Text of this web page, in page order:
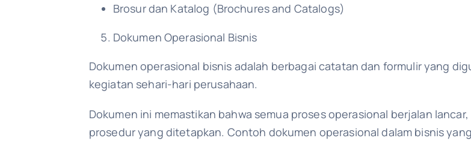
Brosur dan Katalog (Brochures and Catalogs)
Dokumen Operasional Bisnis
Dokumen operasional bisnis adalah berbagai catatan dan formulir yang
kegiatan sehari-hari perusahaan.
Dokumen ini memastikan bahwa semua proses operasional berjalan
prosedur yang ditetapkan. Contoh dokumen operasional dalam bisnis